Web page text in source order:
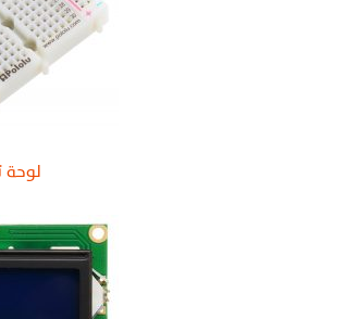
لوحة